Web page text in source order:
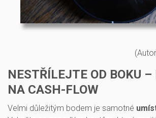
NESTŘÍLEJTE OD BOKU
NA CASH-FLOW
Velmi důležitým bodem je samotné